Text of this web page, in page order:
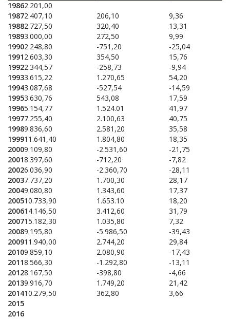
19862.201,00
19872.407,10 206,10
9,36
19882.727,50 320,40
13,31
19893.000,00 272,50
9,99
19902.248,80 -751,20
-25,04
19912.603,30 354,50
15,76
19922.344,57 -258,73
-9,94
19933.615,22 1.270,65
54,20
19943.087,68 -527,54
-14,59
19953.630,76 543,08
17,59
19965.154,77 1.524.01
41,97
19977.255,40 2.100,63
40,75
19989.836,60 2.581,20
35,58
199911.641,40 1.804,80
18,35
20009.109,80 -2.531,60
-21,75
20018.397,60 -712,20
-7,82
20026.036,90 -2.360,70
-28,11
20037.737,20 1.700,30
28,17
20049.080,80 1.343,60
17,37
200510.733,90 1.653.10
18,20
200614.146,50 3.412,60
31,79
200715.182,30 1.035,80
7,32
20089.195,80 -5.986,50
-39,43
200911.940,00 2.744,20
29,84
20109.859,10 2.080,90
-17,43
20118.566,30 -1.292,80
-13,11
20128.167,50 -398,80
-4,66
20139.916,70 1.749,20
21,42
201410.279,50 362,80
3,66
2015
2016